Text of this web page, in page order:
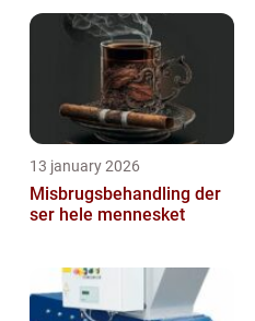
13 january 2026
Misbrugsbehandling der
ser hele mennesket